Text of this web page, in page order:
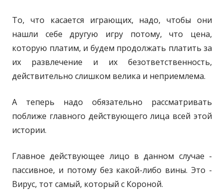
То, что касается играющих, надо, чтобы они
нашли себе другую игру потому, что цена,
которую платим, и будем продолжать платить за
их развлечение и их безответственность,
действительно слишком велика и неприемлема.
А теперь надо обязательно рассматривать
поближе главного действующего лица всей этой
истории.
Главное действующее лицо в данном случае -
пассивное, и потому без какой-либо вины. Это -
Вирус, тот самый, который с Короной.